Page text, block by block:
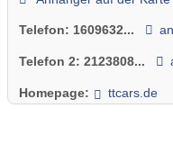
Tel :0160 96321811
verschiedene Anhänger
Kfz-Anhänger,
Kofferanhänger,
Telefon: 1609632...
Telefon 2: 2123808...
Homepage: ttcars.de